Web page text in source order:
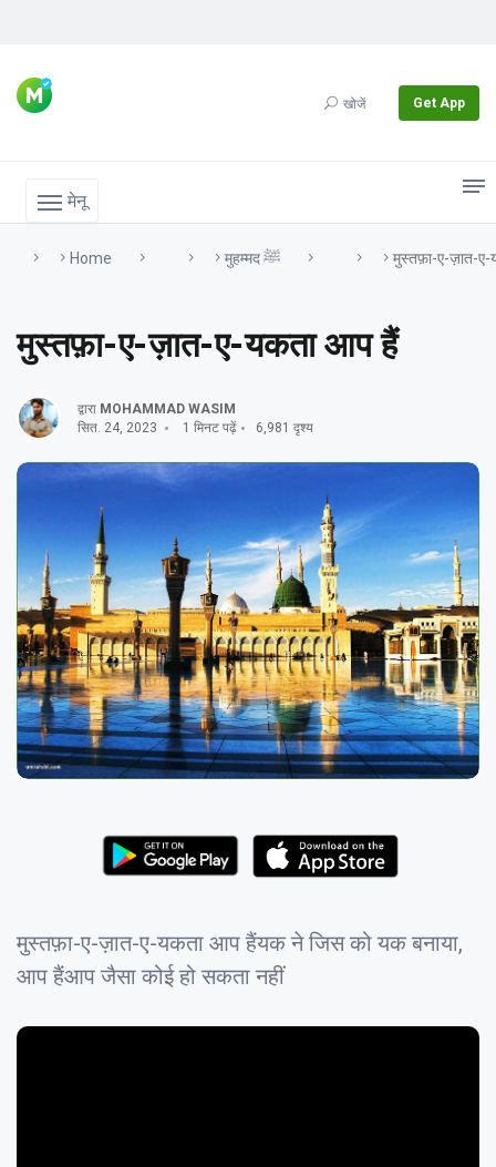
खोजें Get App
मेनू
Home मुहम्मद ﷺ मुस्तफ़ा-ए-ज़ात-
मुस्तफ़ा-ए-ज़ात-ए-यकता आप हैं
द्वारा MOHAMMAD WASIM
सित. 24, 2023
1 मिनट पढ़ें 6,981 दृश्य
मुस्तफ़ा-ए-ज़ात-ए-यकता आप हैंयक ने जिस को यक बनाया,
आप हैंआप जैसा कोई हो सकता नहीं